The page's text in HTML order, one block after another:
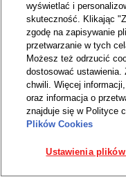
JESZCZE
NA
wyświetlać i
skuteczność. Klikając
zgodę na zapisywanie
przetwarzanie w tych
Możesz też odrzucić
dostosować
chwili. Więcej
oraz informacja o
znajduje się w Polityce
Plików Cookies
Ustawienia